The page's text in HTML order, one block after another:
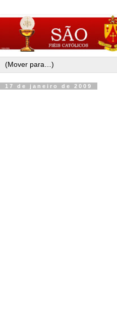
17 de janeiro de 2009